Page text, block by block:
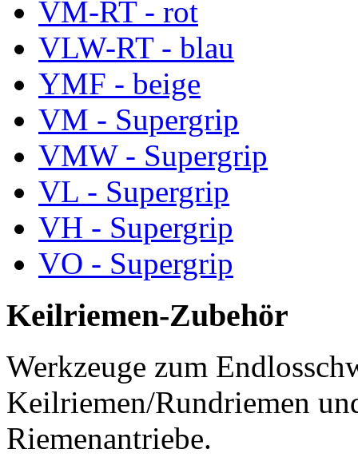
VM-RT - rot
VLW-RT - blau
YMF - beige
VM - Supergrip
VMW - Supergrip
VL - Supergrip
VH - Supergrip
VO - Supergrip
Keilriemen-Zubehör
Werkzeuge zum
Keilriemen/Rundriemen
Riemenantriebe.